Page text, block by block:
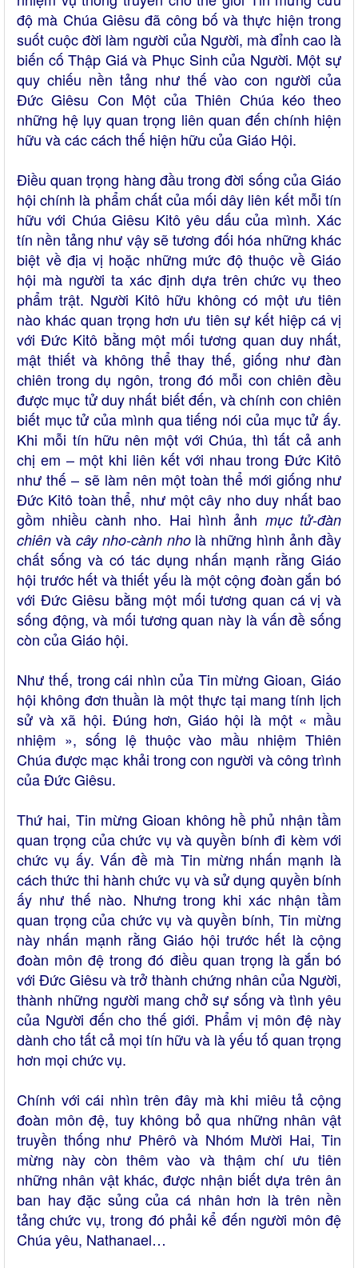
độ mà Chúa Giêsu đã công bố và thực hiện trong
suốt cuộc đời làm người của Người, mà đỉnh cao là
biến cố Thập Giá và Phục Sinh của Người. Một sự
quy chiếu nền tảng như thế vào con người của
Đức Giêsu Con Một của Thiên Chúa kéo theo
những hệ lụy quan trọng liên quan đến chính hiện
hữu và các cách thế hiện hữu của Giáo Hội.
Điều quan trọng hàng đầu trong đời sống của Giáo
hội chính là phẩm chất của mối dây liên kết mỗi tín
hữu với Chúa Giêsu Kitô yêu dấu của mình. Xác
tín nền tảng như vậy sẽ tương đối hóa những khác
biệt về địa vị hoặc những mức độ thuộc về Giáo
hội mà người ta xác định dựa trên chức vụ theo
phẩm trật. Người Kitô hữu không có một ưu tiên
nào khác quan trọng hơn ưu tiên sự kết hiệp cá vị
với Đức Kitô bằng một mối tương quan duy nhất,
mật thiết và không thể thay thế, giống như đàn
chiên trong dụ ngôn, trong đó mỗi con chiên đều
được mục tử duy nhất biết đến, và chính con chiên
biết mục tử của mình qua tiếng nói của mục tử ấy.
Khi mỗi tín hữu nên một với Chúa, thì tất cả anh
chị em – một khi liên kết với nhau trong Đức Kitô
như thế – sẽ làm nên một toàn thể mới giống như
Đức Kitô toàn thể, như một cây nho duy nhất bao
gồm nhiều cành nho. Hai hình ảnh mục tử-đàn
chiên và cây nho-cành nholà những hình ảnh đầy
chất sống và có tác dụng nhấn mạnh rằng Giáo
hội trước hết và thiết yếu là một cộng đoàn gắn bó
với Đức Giêsu bằng một mối tương quan cá vị và
sống động, và mối tương quan này là vấn đề sống
còn của Giáo hội.
Như thế, trong cái nhìn của Tin mừng Gioan, Giáo
hội không đơn thuần là một thực tại mang tính lịch
sử và xã hội. Đúng hơn, Giáo hội là một « mầu
nhiệm », sống lệ thuộc vào mầu nhiệm Thiên
Chúa được mạc khải trong con người và công trình
của Đức Giêsu.
Thứ hai, Tin mừng Gioan không hề phủ nhận tầm
quan trọng của chức vụ và quyền bính đi kèm với
chức vụ ấy. Vấn đề mà Tin mừng nhấn mạnh là
cách thức thi hành chức vụ và sử dụng quyền bính
ấy như thế nào. Nhưng trong khi xác nhận tầm
quan trọng của chức vụ và quyền bính, Tin mừng
này nhấn mạnh rằng Giáo hội trước hết là cộng
đoàn môn đệ trong đó điều quan trọng là gắn bó
với Đức Giêsu và trở thành chứng nhân của Người,
thành những người mang chở sự sống và tình yêu
của Người đến cho thế giới. Phẩm vị môn đệ này
dành cho tất cả mọi tín hữu và là yếu tố quan trọng
hơn mọi chức vụ.
Chính với cái nhìn trên đây mà khi miêu tả cộng
đoàn môn đệ, tuy không bỏ qua những nhân vật
truyền thống như Phêrô và Nhóm Mười Hai, Tin
mừng này còn thêm vào và thậm chí ưu tiên
những nhân vật khác, được nhận biết dựa trên ân
ban hay đặc sủng của cá nhân hơn là trên nền
tảng chức vụ, trong đó phải kể đến người môn đệ
Chúa yêu, Nathanael…